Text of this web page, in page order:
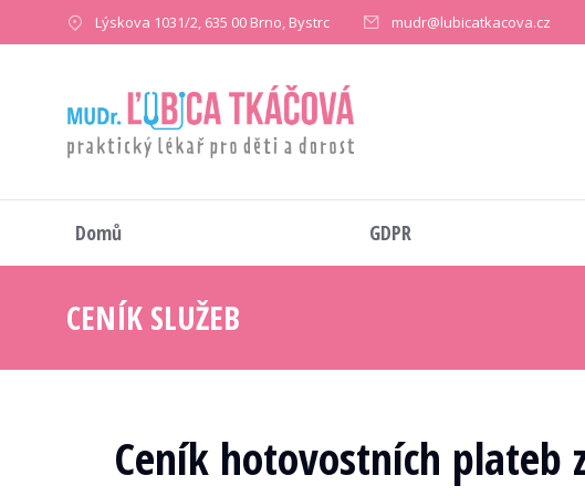
Lýskova 1031/2, 635 00 Brno, Bystrc mudr@lubicatkacova.cz
Domů GDPR
CENÍK SLUŽEB
Ceník hotovostních